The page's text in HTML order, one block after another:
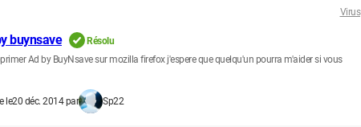
Virus
buynsave
Résolu
Ad by BuyNsave sur mozilla firefox j'espere que quelqu'un pourra m'aider si vous
le20 déc. 2014 par Sp22